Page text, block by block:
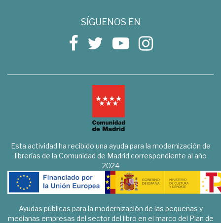
SÍGUENOS EN
Esta actividad ha recibido una ayuda para la modernización de
librerías de la Comunidad de Madrid correspondiente al año
2024
Ayudas públicas para la modernización de las pequeñas y
medianas empresas del sector del libro en el marco del Plan de